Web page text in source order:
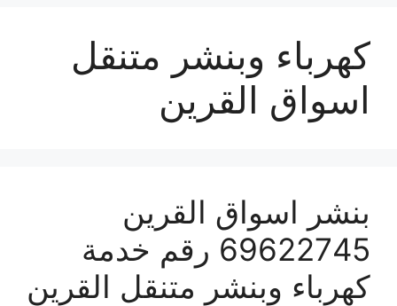
كهرباء وبنشر متنقل
اسواق القرين
بنشر اسواق القرين
69622745 رقم خدمة
كهرباء وبنشر متنقل القرين